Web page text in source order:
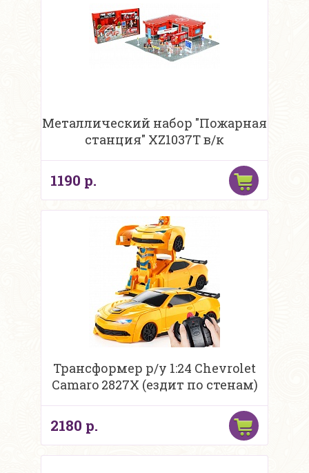
Металлический набор "Пожарная
станция" XZ1037T в/к
1190 р.
Трансформер р/у 1:24 Chevrolet
Camaro 2827X (ездит по стенам)
2180 р.